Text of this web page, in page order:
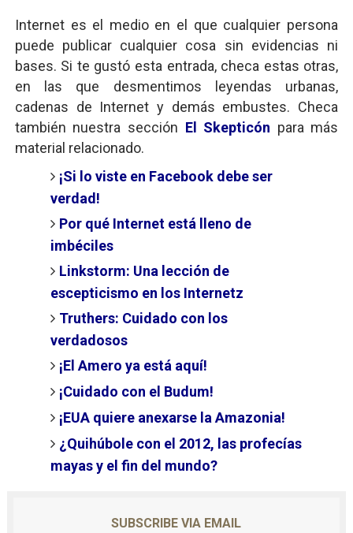
Internet es el medio en el que cualquier persona
puede publicar cualquier cosa sin evidencias ni
bases. Si te gustó esta entrada, checa estas otras,
en las que desmentimos leyendas urbanas,
cadenas de Internet y demás embustes. Checa
también nuestra sección El Skepticón para más
material relacionado.
¡Si lo viste en Facebook debe ser
verdad!
Por qué Internet está lleno de
imbéciles
Linkstorm: Una lección de
escepticismo en los Internetz
Truthers: Cuidado con los
verdadosos
¡El Amero ya está aquí!
¡Cuidado con el Budum!
¡EUA quiere anexarse la Amazonia!
¿Quihúbole con el 2012, las profecías
mayas y el fin del mundo?
SUBSCRIBE VIA EMAIL